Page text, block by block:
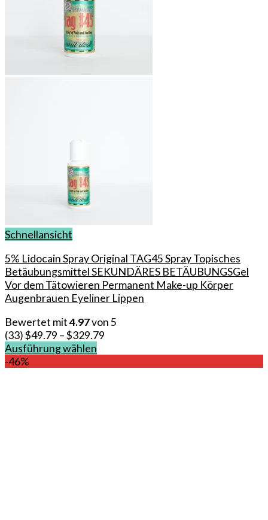
Schnellansicht
5% Lidocain Spray Original TAG45 Spray Topisches
Betäubungsmittel SEKUNDÄRES BETÄUBUNGSGel
Vor dem Tätowieren Permanent Make-up Körper
Augenbrauen Eyeliner Lippen
Bewertet mit4.97von 5
(33)$49.79 –$329.79
Ausführung wählen
Dieses
-46%